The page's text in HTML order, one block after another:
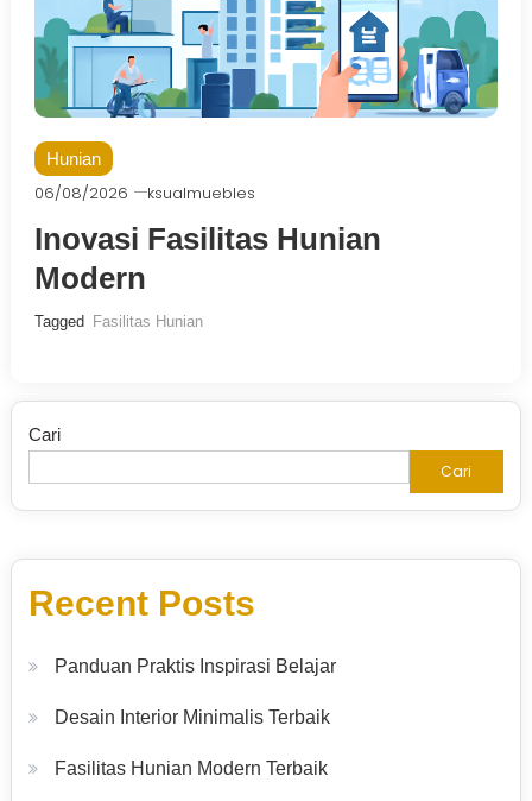
Hunian
06/08/2026 ksualmuebles
Inovasi Fasilitas Hunian
Modern
Tagged Fasilitas Hunian
Cari
Cari
Recent Posts
Panduan Praktis Inspirasi Belajar
Desain Interior Minimalis Terbaik
Fasilitas Hunian Modern Terbaik